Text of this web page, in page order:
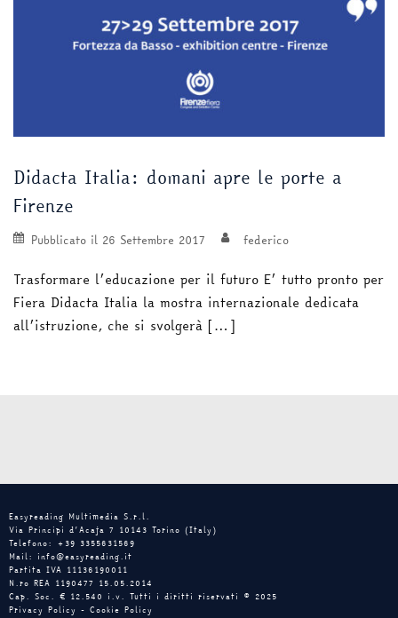
Didacta Italia: domani apre le porte a
Firenze
Pubblicato il 26 Settembre 2017 federico
Trasformare l’educazione per il futuro E’ tutto pronto per
Fiera Didacta Italia la mostra internazionale dedicata
all’istruzione, che si svolgerà […]
Easyreading Multimedia S.r.l.
Via Principi d’Acaja 7 10143 Torino (Italy)
Telefono: +39 3355631569
Mail: info@easyreading.it
Partita IVA 11136190011
N.ro REA 1190477 15.05.2014
Cap. Soc. € 12.540 i.v. Tutti i diritti riservati © 2025
Privacy Policy - Cookie Policy